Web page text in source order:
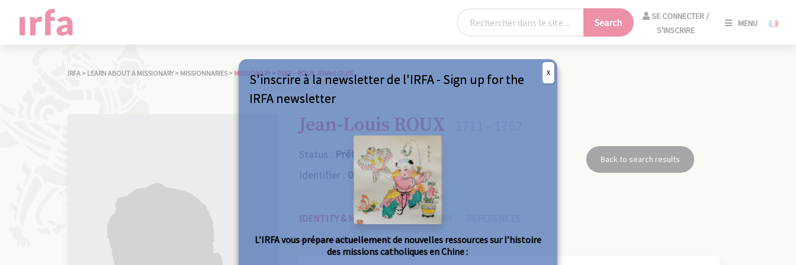
Search
SE CONNECTER /
S'INSCRIRE
MENU
IRFA > LEARN ABOUT A MISSIONARY > MISSIONNARIES > MISSIONARY > 0162 – ROUX JEAN-LOUIS
Jean-Louis ROUX
Status : Prêtre
Identifier : 0162
Back to search results
IDENTITY & MISSIONS BIOGRAPHY
S'inscrire à la newsletter de l'IRFA - Sign up for the
IRFA newsletter
L’IRFA vous prépare actuellement de nouvelles ressources sur l’histoire
des missions catholiques en Chine :
X